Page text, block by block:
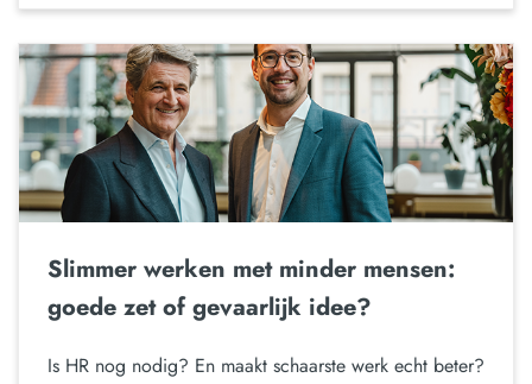
Slimmer werken met minder mensen:
goede zet of gevaarlijk idee?
Is HR nog nodig? En maakt schaarste werk echt beter?